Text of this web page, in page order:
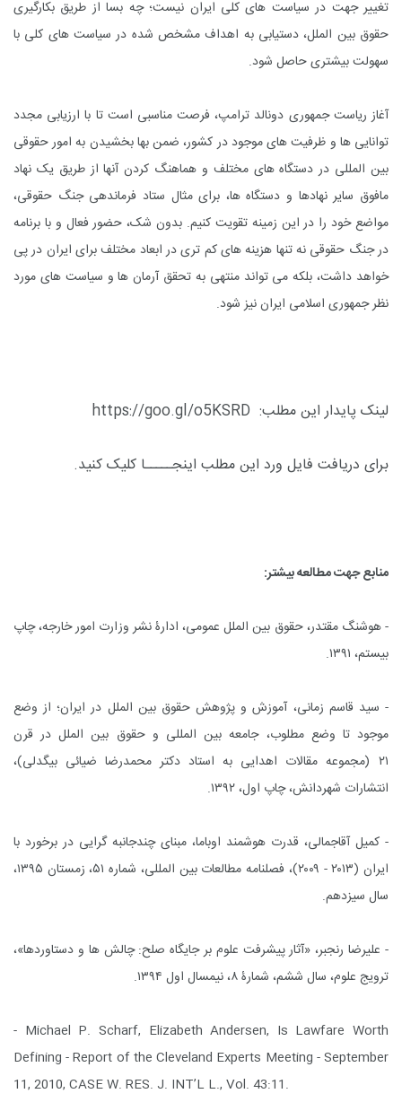
تغییر جهت در سیاست های کلی ایران نیست؛ چه بسا از طریق بکارگیری
حقوق بین الملل، دستیابی به اهداف مشخص شده در سیاست های کلی با
سهولت بیشتری حاصل شود.
آغاز ریاست جمهوری دونالد ترامپ، فرصت مناسبی است تا با ارزیابی مجدد
توانایی ها و ظرفیت های موجود در کشور، ضمن بها بخشیدن به امور حقوقی
بین المللی در دستگاه های مختلف و هماهنگ کردن آنها از طریق یک نهاد
مافوق سایر نهادها و دستگاه ها، برای مثال ستاد فرماندهی جنگ حقوقی،
مواضع خود را در این زمینه تقویت کنیم. بدون شک، حضور فعال و با برنامه
در جنگ حقوقی نه تنها هزینه های کم تری در ابعاد مختلف برای ایران در پی
خواهد داشت، بلکه می تواند منتهی به تحقق آرمان ها و سیاست های مورد
نظر جمهوری اسلامی ایران نیز شود.
لینک پایدار این مطلب: https://goo.gl/o5KSRD
برای دریافت فایل ورد این مطلب اینجـــــا کلیک کنید.
منابع جهت مطالعه بیشتر:
- هوشنگ مقتدر، حقوق بین الملل عمومی، ادارۀ نشر وزارت امور خارجه، چاپ
بیستم، ۱۳۹۱.
- سید قاسم زمانی، آموزش و پژوهش حقوق بین الملل در ایران؛ از وضع
موجود تا وضع مطلوب، جامعه بین المللی و حقوق بین الملل در قرن
۲۱ (مجموعه مقالات اهدایی به استاد دکتر محمدرضا ضیائی بیگدلی)،
انتشارات شهردانش، چاپ اول، ۱۳۹۲
.
- کمیل آقاجمالی، قدرت هوشمند اوباما، مبنای چندجانبه گرایی در برخورد با
ایران (۲۰۱۳ - ۲۰۰۹)، فصلنامه مطالعات بین المللی، شماره ۵۱، زمستان ۱۳۹۵،
سال سیزدهم.
- علیرضا رنجبر، «آثار پیشرفت علوم بر جایگاه صلح: چالش ها و دستاوردها»،
ترویج علوم، سال ششم، شمارۀ ۸، نیمسال اول ۱۳۹۴.
- Michael P. Scharf, Elizabeth Andersen, Is Lawfare Worth
Defining - Report of the Cleveland Experts Meeting - September
11, 2010, CASE W. RES. J. INT’L L., Vol. 43:11.